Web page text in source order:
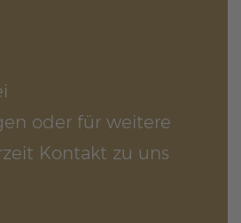
oder für weitere
Kontakt zu uns